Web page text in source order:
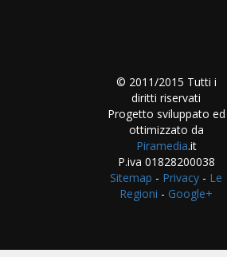
© 2011/2015 Tutti i
diritti riservati
Progetto sviluppato ed
ottimizzato da
Piramedia.it
P.iva 01828200038
Sitemap - Privacy - Le
Regioni - Google+